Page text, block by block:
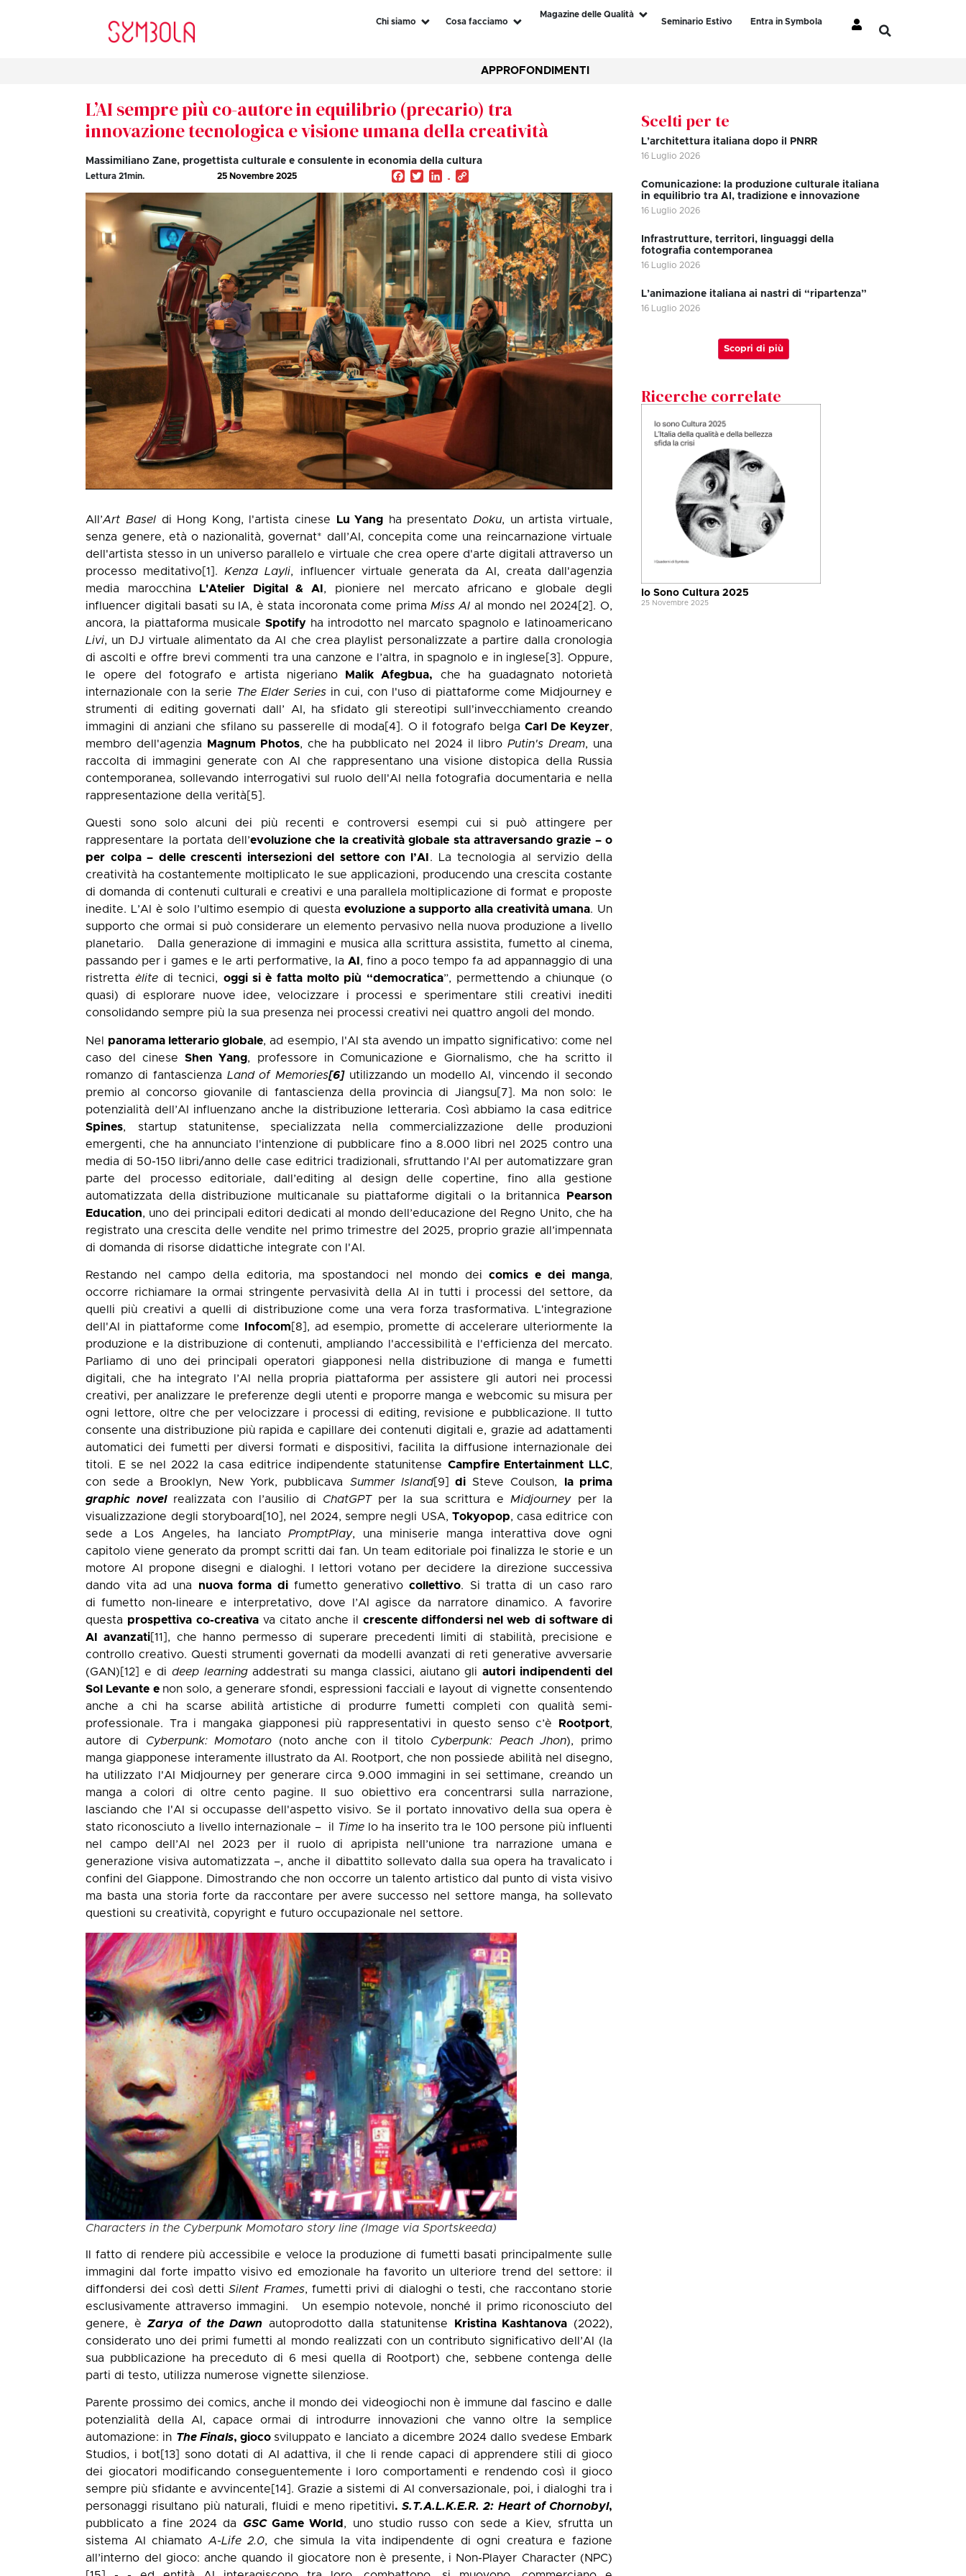
Chi siamo Cosa facciamo
Magazine delle Qualità
Seminario Estivo
Entra in Symbola
APPROFONDIMENTI
L’AI sempre più co-autore in equilibrio (precario) tra
innovazione tecnologica e visione umana della creatività
Massimiliano Zane, progettista culturale e consulente in economia della cultura
Lettura21min. 25 Novembre 2025 Facebook
TwitterLinkedIn
All’Art Baseldi Hong Kong, l'artista cinese Lu Yang ha presentato Doku, un artista virtuale,
senza genere, età o nazionalità, governat* dall’AI, concepita come una reincarnazione virtuale
dell'artista stesso in un universo parallelo e virtuale che crea opere d'arte digitali attraverso un
processo meditativo [1] .Kenza Layli, influencer virtuale generata da AI, creata dall'agenzia
media marocchina
L'Atelier Digital & AI , pioniere nel mercato africano e globale degli
influencer digitali basati su IA, è stata incoronata come prima Miss AI al mondo nel 2024 [2] . O,
ancora, la piattaforma musicale Spotifyha introdotto nel marcato spagnolo e latinoamericano
Livi, un DJ virtuale alimentato da AI che crea playlist personalizzate a partire dalla cronologia
di ascolti e offre brevi commenti tra una canzone e l’altra, in spagnolo e in inglese [3] . Oppure,
le opere del fotografo e artista nigeriano
Malik Afegbua, che ha guadagnato notorietà
internazionale con la serie The Elder Series in cui, con l'uso di piattaforme come Midjourney e
strumenti di editing governati dall’ AI, ha sfidato gli stereotipi sull'invecchiamento creando
immagini di anziani che sfilano su passerelle di moda [4] . O il fotografo belgaCarl De Keyzer,
membro dell'agenzia
Magnum Photos, che ha pubblicato nel 2024 il libroPutin's Dream, una
raccolta di immagini generate con AI che rappresentano una visione distopica della Russia
contemporanea, sollevando interrogativi sul ruolo dell'AI nella fotografia documentaria e nella
rappresentazione della verità [5] .
Questi sono solo alcuni dei più recenti e controversi esempi cui si può attingere per
rappresentare la portata dell’evoluzione che la creatività globale sta attraversando grazie – o
per colpa – delle crescenti intersezioni del settore con l’AI . La tecnologia al servizio della
creatività ha costantemente moltiplicato le sue applicazioni, producendo una crescita costante
di domanda di contenuti culturali e creativi e una parallela moltiplicazione di format e proposte
inedite. L’AI è solo l’ultimo esempio di questaevoluzione a supporto alla creatività umana. Un
supporto che ormai si può considerare un elemento pervasivo nella nuova produzione a livello
planetario. Dalla generazione di immagini e musica alla scrittura assistita, fumetto al cinema,
passando per i games e le arti performative, laAI , fino a poco tempo fa ad appannaggio di una
ristretta èlitedi tecnici, oggi si è fatta molto più “democratica”, permettendo a chiunque (o
quasi) di esplorare nuove idee, velocizzare i processi e sperimentare stili creativi inediti
consolidando sempre più la sua presenza nei processi creativi nei quattro angoli del mondo.
Nel panorama letterario globale, ad esempio, l'AI sta avendo un impatto significativo: come nel
caso del cineseShen Yang, professore in Comunicazione e Giornalismo, che ha scritto il
romanzo di fantascienza Land of Memories[6]utilizzando un modello AI, vincendo il secondo
premio al concorso giovanile di fantascienza della provincia di Jiangsu[7] . Ma non solo: le
potenzialità dell’AI influenzano anche la distribuzione letteraria. Così abbiamo la casa editrice
Spines, startup statunitense, specializzata nella commercializzazione delle produzioni
emergenti, che ha annunciato l'intenzione di pubblicare fino a 8.000 libri nel 2025 contro una
media di 50-150 libri/anno delle case editrici tradizionali, sfruttando l'AI per automatizzare gran
parte del processo editoriale, dall’editing al design delle copertine, fino alla gestione
automatizzata della distribuzione multicanale su piattaforme digitali o la britannica
Pearson
Education, uno dei principali editori dedicati al mondo dell’educazione del Regno Unito, che ha
registrato una crescita delle vendite nel primo trimestre del 2025, proprio grazie all’impennata
di domanda di risorse didattiche integrate con l'AI.
Restando nel campo della editoria, ma spostandoci nel mondo deicomics e dei manga,
occorre richiamare la ormai stringente pervasività della AI in tutti i processi del settore, da
quelli più creativi a quelli di distribuzione come una vera forza trasformativa. L'integrazione
dell'AI in piattaforme come
Infocom [8] , ad esempio, promette di accelerare ulteriormente la
produzione e la distribuzione di contenuti, ampliando l'accessibilità e l'efficienza del mercato.
Parliamo di uno dei principali operatori giapponesi nella distribuzione di manga e fumetti
digitali, che ha integrato l’AI nella propria piattaforma per assistere gli autori nei processi
creativi, per analizzare le preferenze degli utenti e proporre manga e webcomic su misura per
ogni lettore, oltre che per velocizzare i processi di editing, revisione e pubblicazione. Il tutto
consente una distribuzione più rapida e capillare dei contenuti digitali e, grazie ad adattamenti
automatici dei fumetti per diversi formati e dispositivi, facilita la diffusione internazionale dei
titoli. E se nel 2022 la casa editrice indipendente statunitense Campfire Entertainment LLC,
con sede a Brooklyn, New York, pubblicava Summer Island[9] di Steve Coulson,
la prima
graphic novelrealizzata con l’ausilio di ChatGPTper la sua scrittura eMidjourneyper la
visualizzazione degli storyboard [10] , nel 2024, sempre negli USA, Tokyopop, casa editrice con
sede a Los Angeles, ha lanciatoPromptPlay, una miniserie manga interattiva dove ogni
capitolo viene generato da prompt scritti dai fan. Un team editoriale poi finalizza le storie e un
motore AI propone disegni e dialoghi. I lettori votano per decidere la direzione successiva
dando vita ad una nuova forma di fumetto generativo collettivo. Si tratta di un caso raro
di fumetto non-lineare e interpretativo, dove l’AI agisce da narratore dinamico. A favorire
questa prospettiva co-creativava citato anche ilcrescente diffondersi nel web di software di
AI avanzati[11] , che hanno permesso di superare precedenti limiti di stabilità, precisione e
controllo creativo. Questi strumenti governati da modelli avanzati di reti generative avversarie
(GAN) [12] e di deep learningaddestrati su manga classici, aiutano gliautori indipendenti del
Sol Levante e non solo, a generare sfondi, espressioni facciali e layout di vignette consentendo
anche a chi ha scarse abilità artistiche di produrre fumetti completi con qualità semi-
professionale. Tra i mangaka giapponesi più rappresentativi in questo senso c’è
Rootport,
autore di Cyberpunk: Momotaro (noto anche con il titolo Cyberpunk: Peach Jhon), primo
manga giapponese interamente illustrato da AI. Rootport, che non possiede abilità nel disegno,
ha utilizzato l'AI Midjourney per generare circa 9.000 immagini in sei settimane, creando un
manga a colori di oltre cento pagine. Il suo obiettivo era concentrarsi sulla narrazione,
lasciando che l'AI si occupasse dell'aspetto visivo. Se il portato innovativo della sua opera è
stato riconosciuto a livello internazionale – il
Time lo ha inserito tra le 100 persone più influenti
nel campo dell’AI nel 2023 per il ruolo di apripista nell’unione tra narrazione umana e
generazione visiva automatizzata –, anche il dibattito sollevato dalla sua opera ha travalicato i
confini del Giappone. Dimostrando che non occorre un talento artistico dal punto di vista visivo
ma basta una storia forte da raccontare per avere successo nel settore manga, ha sollevato
questioni su creatività, copyright e futuro occupazionale nel settore.
Characters in the Cyberpunk Momotaro story line (Image via Sportskeeda)
Il fatto di rendere più accessibile e veloce la produzione di fumetti basati principalmente sulle
immagini dal forte impatto visivo ed emozionale ha favorito un ulteriore trend del settore: il
diffondersi dei così dettiSilent Frames, fumetti privi di dialoghi o testi, che raccontano storie
esclusivamente attraverso immagini. Un esempio notevole, nonché il primo riconosciuto del
genere, èZarya of the Dawn autoprodotto dalla statunitense Kristina Kashtanova (2022),
considerato uno dei primi fumetti al mondo realizzati con un contributo significativo dell’AI (la
sua pubblicazione ha preceduto di 6 mesi quella di Rootport) che, sebbene contenga delle
parti di testo, utilizza numerose vignette silenziose.
Parente prossimo dei comics, anche il mondo dei videogiochi non è immune dal fascino e dalle
potenzialità della AI, capace ormai di introdurre innovazioni che vanno oltre la semplice
automazione: in The Finals, gioco sviluppato e lanciato a dicembre 2024 dallo svedese Embark
Studios, i bot [13]
sono dotati di AI adattiva, il che li rende capaci di apprendere stili di gioco
dei giocatori modificando conseguentemente i loro comportamenti e rendendo così il gioco
sempre più sfidante e avvincente [14] . Grazie a sistemi di AI conversazionale, poi, i dialoghi tra i
personaggi risultano più naturali, fluidi e meno ripetitivi.S.T.A.L.K.E.R. 2: Heart of Chornobyl,
pubblicato a fine 2024 da GSCGame World , uno studio russo con sede a Kiev, sfrutta un
sistema AI chiamatoA-Life 2.0, che simula la vita indipendente di ogni creatura e fazione
all’interno del gioco: anche quando il giocatore non è presente, i Non-Player Character (NPC)
Scelti per te
L’architettura italiana dopo il PNRR
16 Luglio 2026
Comunicazione: la produzione culturale italiana
in equilibrio tra AI, tradizione e innovazione
16 Luglio 2026
Infrastrutture, territori, linguaggi della
fotografia contemporanea
16 Luglio 2026
L’animazione italiana ai nastri di “ripartenza”
16 Luglio 2026
Scopri di più
Ricerche correlate
Io Sono Cultura 2025
25 Novembre 2025